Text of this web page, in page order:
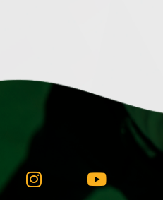
InstagramYoutube